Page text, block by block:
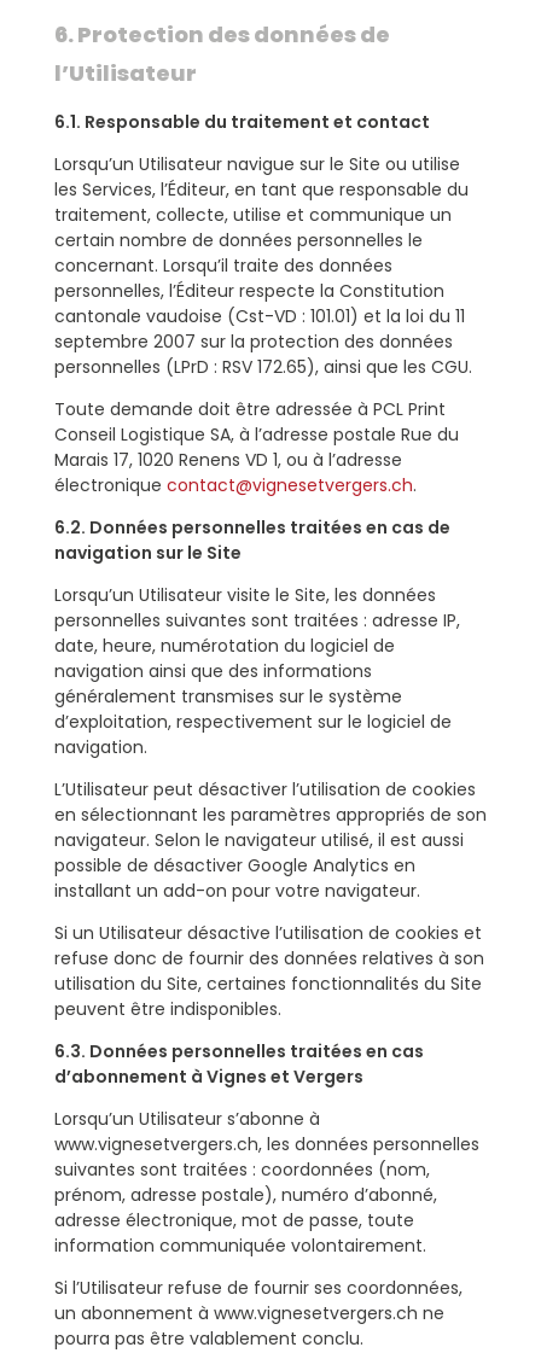
6. Protection des données de
l’Utilisateur
6.1. Responsable du traitement et contact
Lorsqu’un Utilisateur navigue sur le Site ou utilise
les Services, l’Éditeur, en tant que responsable du
traitement, collecte, utilise et communique un
certain nombre de données personnelles le
concernant. Lorsqu’il traite des données
personnelles, l’Éditeur respecte la Constitution
cantonale vaudoise (Cst-VD : 101.01) et la loi du 11
septembre 2007 sur la protection des données
personnelles (LPrD : RSV 172.65), ainsi que les CGU.
Toute demande doit être adressée à PCL Print
Conseil Logistique SA, à l’adresse postale Rue du
Marais 17, 1020 Renens VD 1, ou à l’adresse
électronique contact@vignesetvergers.ch.
6.2. Données personnelles traitées en cas de
navigation sur le Site
Lorsqu’un Utilisateur visite le Site, les données
personnelles suivantes sont traitées : adresse IP,
date, heure, numérotation du logiciel de
navigation ainsi que des informations
généralement transmises sur le système
d’exploitation, respectivement sur le logiciel de
navigation.
L’Utilisateur peut désactiver l’utilisation de cookies
en sélectionnant les paramètres appropriés de son
navigateur. Selon le navigateur utilisé, il est aussi
possible de désactiver Google Analytics en
installant un add-on pour votre navigateur.
Si un Utilisateur désactive l’utilisation de cookies et
refuse donc de fournir des données relatives à son
utilisation du Site, certaines fonctionnalités du Site
peuvent être indisponibles.
6.3. Données personnelles traitées en cas
d’abonnement à Vignes et Vergers
Lorsqu’un Utilisateur s’abonne à
www.vignesetvergers.ch, les données personnelles
suivantes sont traitées : coordonnées (nom,
prénom, adresse postale), numéro d’abonné,
adresse électronique, mot de passe, toute
information communiquée volontairement.
Si l’Utilisateur refuse de fournir ses coordonnées,
un abonnement à www.vignesetvergers.ch ne
pourra pas être valablement conclu.